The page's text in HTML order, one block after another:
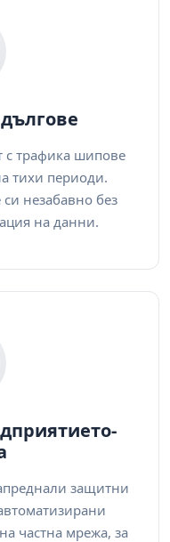
с трафика шипове
тихи периоди.
незабавно без
на данни.
защитни
частна мрежа, за